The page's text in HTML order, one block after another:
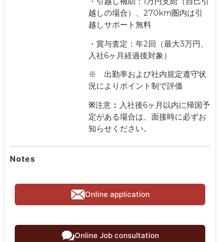
越しの場合）、270km圏内は引
越しサポート無料
・賞与査定：年2回（最大3万円、
入社6ヶ月経過後対象）
※ 出勤率および社内規定遵守状
況によりポイント制で評価
※注意 ： 入社後6ヶ月以内に帰国予
定がある場合は、面接時に必ずお
知らせください。
Notes
Online application
Online Job consultation